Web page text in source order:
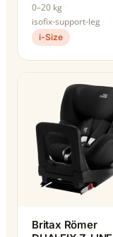
0–20 kg
isofix-support-leg
i-Size
Britax Römer